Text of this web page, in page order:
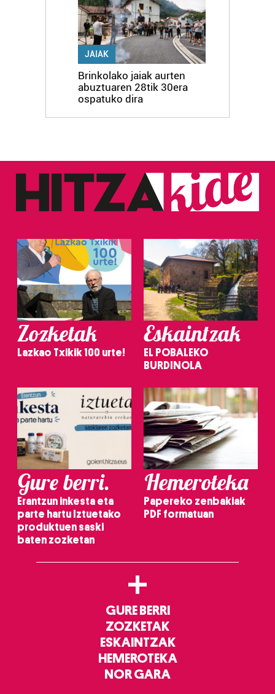
JAIAK
Brinkolako jaiak aurten
abuztuaren 28tik 30era
ospatuko dira
Zozketak
Lazkao Txikik 100 urte!
Eskaintzak
EL POBALEKO
BURDINOLA
Gure berri.
Erantzun inkesta eta
parte hartu Iztuetako
produktuen saski
baten zozketan
Hemeroteka
Papereko zenbakiak
PDF formatuan
+
GURE BERRI
ZOZKETAK
ESKAINTZAK
HEMEROTEKA
NOR GARA